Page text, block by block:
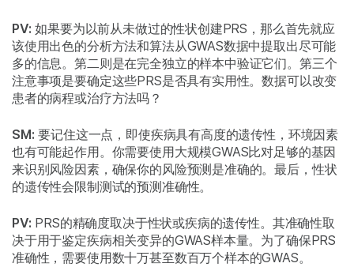
PV: 如果要为以前从未做过的性状创建PRS，那么首先就应
该使用出色的分析方法和算法从GWAS数据中提取出尽可能
多的信息。第二则是在完全独立的样本中验证它们。第三个
注意事项是要确定这些PRS是否具有实用性。数据可以改变
患者的病程或治疗方法吗？
SM: 要记住这一点，即使疾病具有高度的遗传性，环境因素
也有可能起作用。你需要使用大规模GWAS比对足够的基因
来识别风险因素，确保你的风险预测是准确的。最后，性状
的遗传性会限制测试的预测准确性。
PV: PRS的精确度取决于性状或疾病的遗传性。其准确性取
决于用于鉴定疾病相关变异的GWAS样本量。为了确保PRS
准确性，需要使用数十万甚至数百万个样本的GWAS。